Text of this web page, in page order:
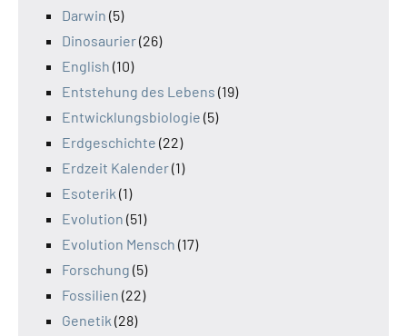
Darwin (5)
Dinosaurier(26)
English (10)
Entstehung des Lebens (19)
Entwicklungsbiologie (5)
Erdgeschichte (22)
Erdzeit Kalender(1)
Esoterik (1)
Evolution (51)
Evolution Mensch (17)
Forschung (5)
Fossilien (22)
Genetik (28)